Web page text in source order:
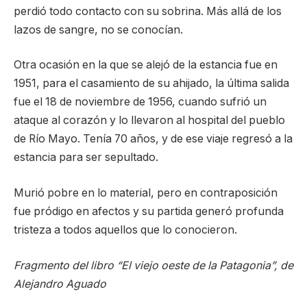
perdió todo contacto con su sobrina. Más allá de los
lazos de sangre, no se conocían.
Otra ocasión en la que se alejó de la estancia fue en
1951, para el casamiento de su ahijado, la última salida
fue el 18 de noviembre de 1956, cuando sufrió un
ataque al corazón y lo llevaron al hospital del pueblo
de Río Mayo. Tenía 70 años, y de ese viaje regresó a la
estancia para ser sepultado.
Murió pobre en lo material, pero en contraposición
fue pródigo en afectos y su partida generó profunda
tristeza a todos aquellos que lo conocieron.
Fragmento del libro “El viejo oeste de la Patagonia”, de
Alejandro Aguado